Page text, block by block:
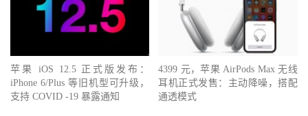
苹果 iOS 12.5 正式版发布：
iPhone 6/Plus 等旧机型可升级，
支持 COVID -19 暴露通知
4399 元，苹果 AirPods Max 无线
耳机正式发售：主动降噪，搭配
通透模式